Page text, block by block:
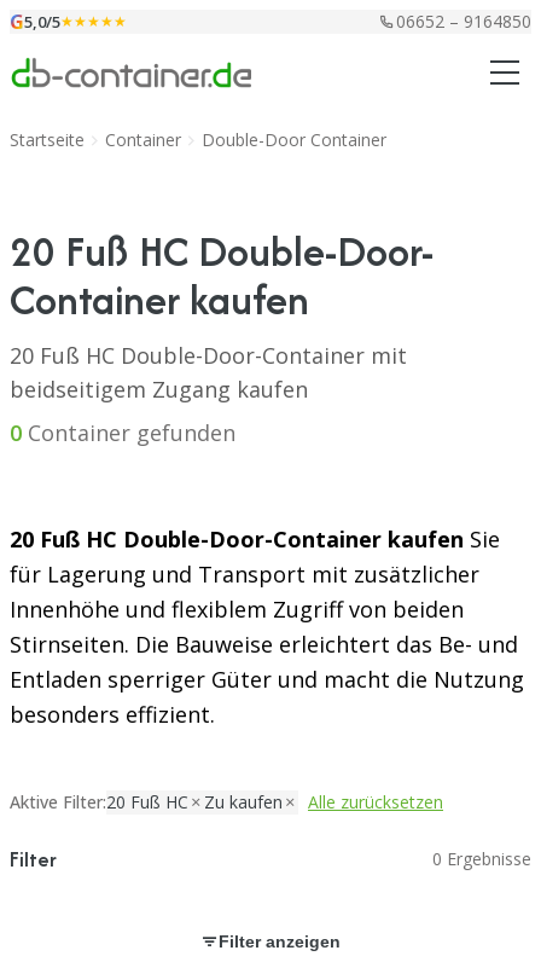
Zum Inhalt springen
G5,0/5★★★★★ 06652 – 9164850
Startseite Container Double-Door Container
20 Fuß HC Double-Door-
Container kaufen
20 Fuß HC Double-Door-Container mit
beidseitigem Zugang kaufen
0 Container gefunden
20 Fuß HC Double-Door-Container kaufen Sie
für Lagerung und Transport mit zusätzlicher
Innenhöhe und flexiblem Zugriff von beiden
Stirnseiten. Die Bauweise erleichtert das Be- und
Entladen sperriger Güter und macht die Nutzung
besonders effizient.
Aktive Filter:20 Fuß HC Zu kaufen Alle zurücksetzen
Filter 0 Ergebnisse
Filter anzeigen